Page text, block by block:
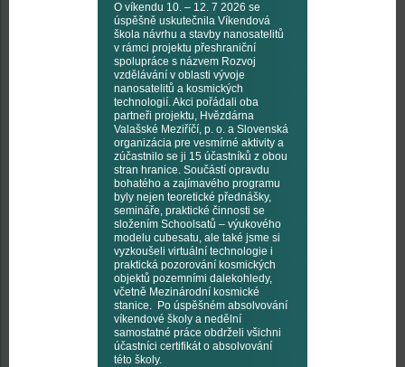
O víkendu 10. – 12. 7 2026 se
úspěšně uskutečnila Víkendová
škola návrhu a stavby nanosatelitů
v rámci projektu přeshraniční
spolupráce s názvem Rozvoj
vzdělávání v oblasti vývoje
nanosatelitů a kosmických
technologií. Akci pořádali oba
partneři projektu, Hvězdárna
Valašské Meziříčí, p. o. a Slovenská
organizácia pre vesmírné aktivity a
zúčastnilo se ji 15 účastníků z obou
stran hranice. Součástí opravdu
bohatého a zajímavého programu
byly nejen teoretické přednášky,
semináře, praktické činnosti se
složením Schoolsatů – výukového
modelu cubesatu, ale také jsme si
vyzkoušeli virtuální technologie i
praktická pozorování kosmických
objektů pozemními dalekohledy,
včetně Mezinárodní kosmické
stanice. Po úspěšném absolvování
víkendové školy a nedělní
samostatné práce obdrželi všichni
účastníci certifikát o absolvování
této školy.